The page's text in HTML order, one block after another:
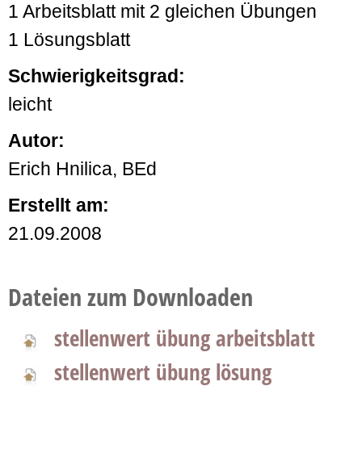
1 Arbeitsblatt mit 2 gleichen Übungen
1 Lösungsblatt
Schwierigkeitsgrad:
leicht
Autor:
Erich Hnilica, BEd
Erstellt am:
21.09.2008
Dateien zum Downloaden
stellenwert übung arbeitsblatt
stellenwert übung lösung